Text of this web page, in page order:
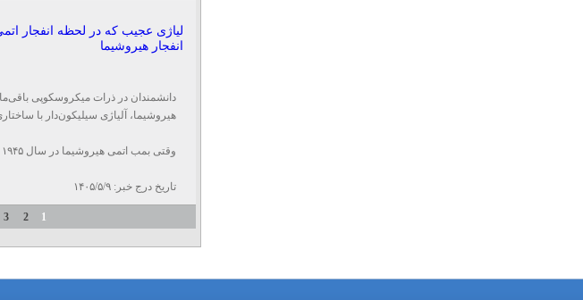
لیاژی عجیب که در لحظه انفجار
انفجار هیروشیما
دانشمندان در ذرات میکروسکوپی
هیروشیما، آلیاژی سیلیکون‌دار با
وقتی بمب اتمی هیروشیما در سال ۱۹۴۵ منفجر شد، دما و ...
تاریخ درج خبر:۱۴۰۵/۵/۹
1
2
3